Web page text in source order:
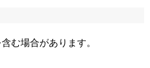
む場合があります。